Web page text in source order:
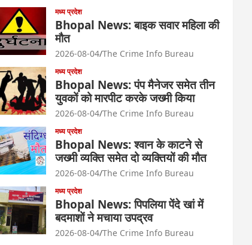
मध्य प्रदेश
Bhopal News: बाइक सवार महिला की
मौत
2026-08-04 The Crime Info Bureau
मध्य प्रदेश
Bhopal News: पंप मैनेजर समेत तीन
युवकों को मारपीट करके जख्मी किया
2026-08-04 The Crime Info Bureau
मध्य प्रदेश
Bhopal News: श्वान के काटने से
जख्मी व्यक्ति समेत दो व्यक्तियों की मौत
2026-08-04 The Crime Info Bureau
मध्य प्रदेश
Bhopal News: पिपलिया पेंदे खां में
बदमाशों ने मचाया उपद्रव
2026-08-04 The Crime Info Bureau